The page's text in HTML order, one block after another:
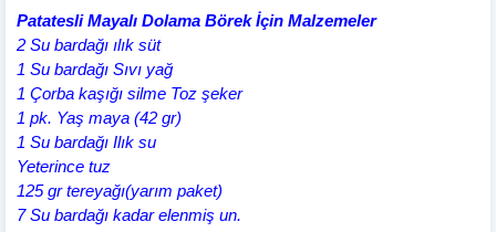
Patatesli Mayalı Dolama Börek İçin Malzemeler
2 Su bardağı ılık süt
1 Su bardağı Sıvı yağ
1 Çorba kaşığı silme Toz şeker
1 pk. Yaş maya (42 gr)
1 Su bardağı Ilık su
Yeterince tuz
125 gr tereyağı(yarım paket)
7 Su bardağı kadar elenmiş un.